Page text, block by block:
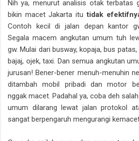
Nih ya, menurut analisis otak terbatas
bikin macet Jakarta itutidak
Contoh kecil di jalan depan kantor
Segala macem angkutan umum tuh
gw. Mulai dari busway, kopaja, bus
bajaj, ojek, taxi. Dan semua angkutan
jurusan! Bener-bener menuh-menuhin
ditambah mobil pribadi dan motor
nggak macet. Padahal ya, coba deh
umum dilarang lewat jalan protokol
sangat berpengaruh mengurangi